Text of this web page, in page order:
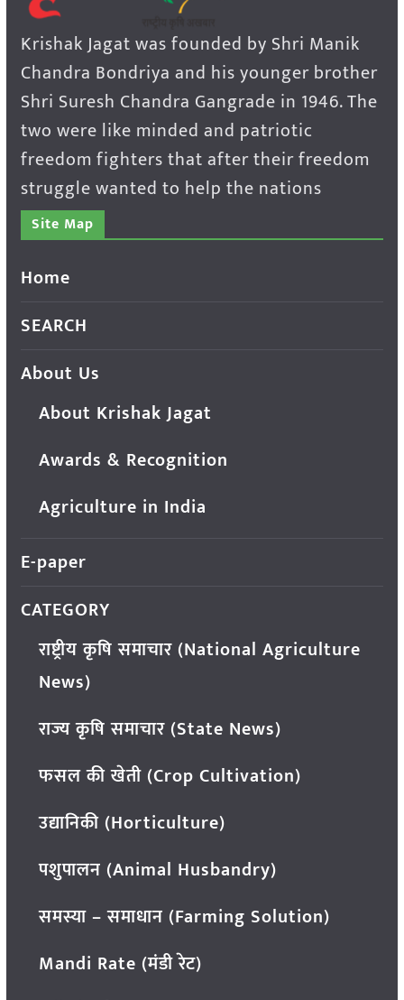
Krishak Jagat was founded by Shri Manik
Chandra Bondriya and his younger brother
Shri Suresh Chandra Gangrade in 1946. The
two were like minded and patriotic
freedom fighters that after their freedom
struggle wanted to help the nations
Site Map
Home
SEARCH
About Us
About Krishak Jagat
Awards & Recognition
Agriculture in India
E-paper
CATEGORY
राष्ट्रीय कृषि समाचार (National Agriculture
News)
राज्य कृषि समाचार (State News)
फसल की खेती (Crop Cultivation)
उद्यानिकी (Horticulture)
पशुपालन (Animal Husbandry)
समस्या – समाधान (Farming Solution)
Mandi Rate (मंडी रेट)